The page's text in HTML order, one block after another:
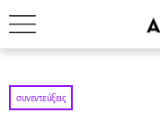
συνεντεύξεις